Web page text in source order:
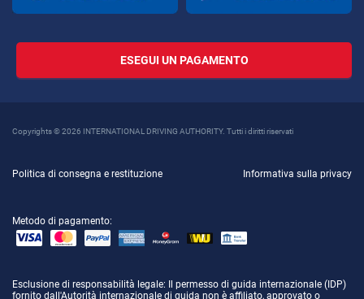
ESEGUI UN PAGAMENTO
Copyrights © 2026 INTERNATIONAL DRIVING AUTHORITY. Tutti i diritti riservati
Politica di consegna e restituzione Informativa sulla privacy
Metodo di pagamento:
Esclusione di responsabilità legale: Il permesso di guida internazionale (IDP)
fornito dall'Autorità internazionale di guida non è affiliato, approvato o